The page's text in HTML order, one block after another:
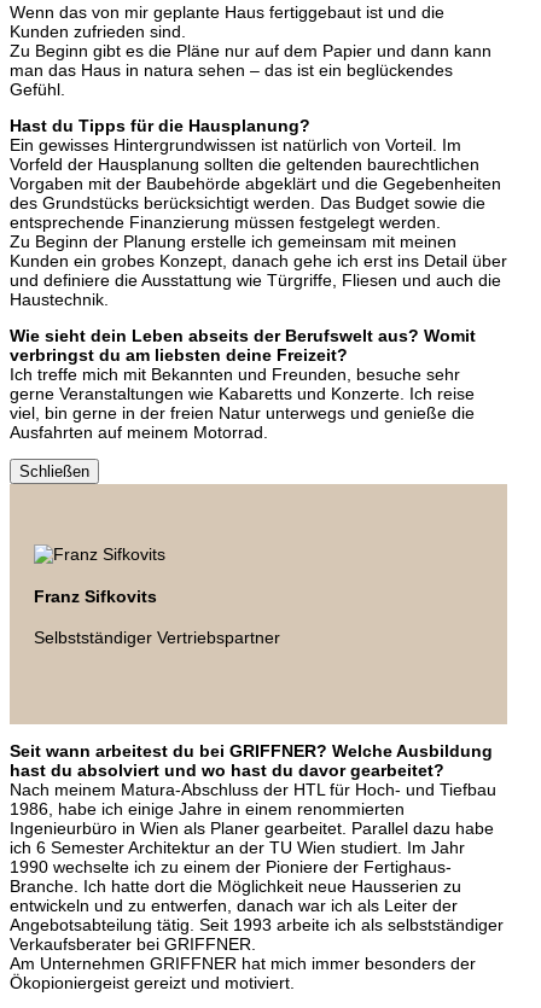
Wenn das von mir geplante Haus fertiggebaut ist und die
Kunden zufrieden sind.
Zu Beginn gibt es die Pläne nur auf dem Papier und dann kann
man das Haus in natura sehen – das ist ein beglückendes
Gefühl.
Hast du Tipps für die Hausplanung?
Ein gewisses Hintergrundwissen ist natürlich von Vorteil. Im
Vorfeld der Hausplanung sollten die geltenden baurechtlichen
Vorgaben mit der Baubehörde abgeklärt und die Gegebenheiten
des Grundstücks berücksichtigt werden. Das Budget sowie die
entsprechende Finanzierung müssen festgelegt werden.
Zu Beginn der Planung erstelle ich gemeinsam mit meinen
Kunden ein grobes Konzept, danach gehe ich erst ins Detail über
und definiere die Ausstattung wie Türgriffe, Fliesen und auch die
Haustechnik.
Wie sieht dein Leben abseits der Berufswelt aus? Womit
verbringst du am liebsten deine Freizeit?
Ich treffe mich mit Bekannten und Freunden, besuche sehr
gerne Veranstaltungen wie Kabaretts und Konzerte. Ich reise
viel, bin gerne in der freien Natur unterwegs und genieße die
Ausfahrten auf meinem Motorrad.
Schließen
Franz Sifkovits
Selbstständiger Vertriebspartner
Seit wann arbeitest du bei GRIFFNER? Welche Ausbildung
hast du absolviert und wo hast du davor gearbeitet?
Nach meinem Matura-Abschluss der HTL für Hoch- und Tiefbau
1986, habe ich einige Jahre in einem renommierten
Ingenieurbüro in Wien als Planer gearbeitet. Parallel dazu habe
ich 6 Semester Architektur an der TU Wien studiert. Im Jahr
1990 wechselte ich zu einem der Pioniere der Fertighaus-
Branche. Ich hatte dort die Möglichkeit neue Hausserien zu
entwickeln und zu entwerfen, danach war ich als Leiter der
Angebotsabteilung tätig. Seit 1993 arbeite ich als selbstständiger
Verkaufsberater bei GRIFFNER.
Am Unternehmen GRIFFNER hat mich immer besonders der
Ökopioniergeist gereizt und motiviert.